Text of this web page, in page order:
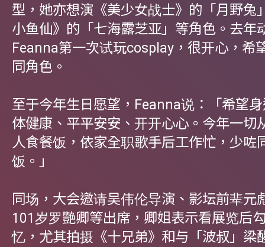
型，她亦想演《美少女战士》的「月野兔
小鱼仙》的「七海露芝亚」等角色。去年
Feanna第一次试玩cosplay，很开心，希
同角色。
至于今年生日愿望，Feanna说：「希望
体健康、平平安安、开开心心。今年一切
人食餐饭，依家全职歌手后工作忙，少咗
饭。」
同场，大会邀请吴伟伦导演、影坛前辈元
101岁罗艷卿等出席，卿姐表示看展览后
忆，尤其拍摄《十兄弟》和与「波叔」梁